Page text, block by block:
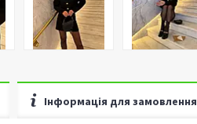
Інформація для замовлення